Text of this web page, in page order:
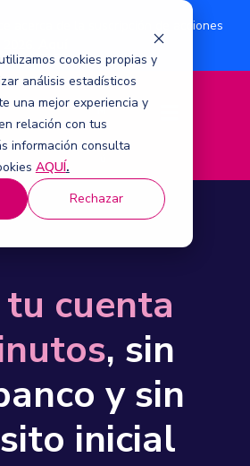
cookies propias y
análisis estadísticos
una mejor experiencia y
relación con tus
información consulta
AQUÍ.
Rechazar
acerca de la suscripción de acciones
M
e
n
cuenta
, sin
y sin
inicial